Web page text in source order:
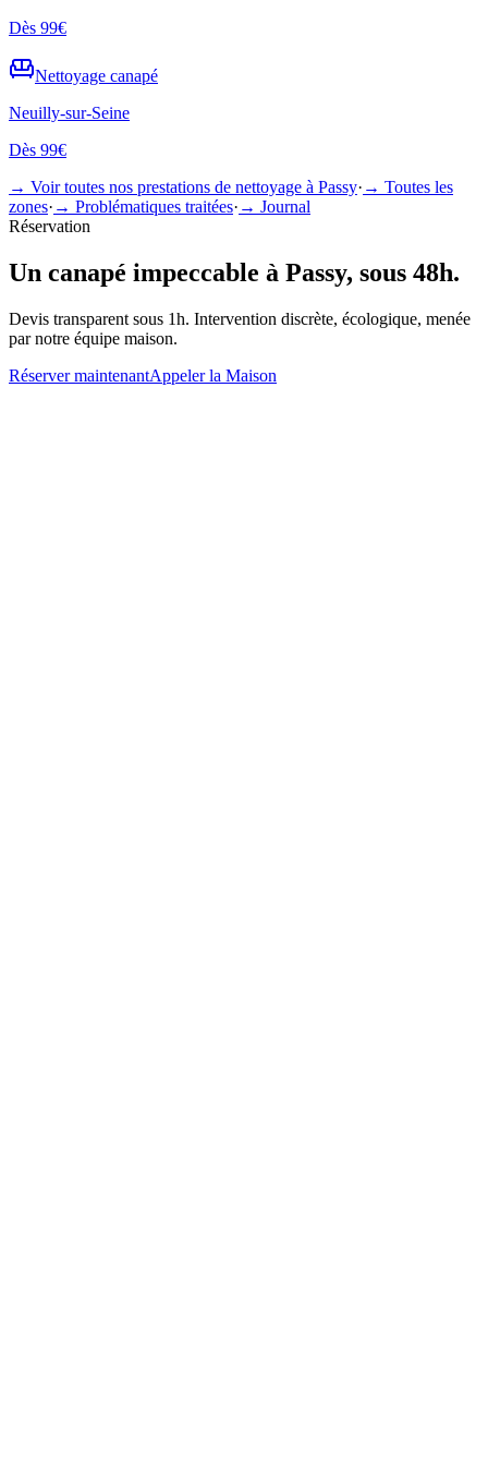
Dès 99€
Nettoyage canapé
Neuilly-sur-Seine
Dès 99€
→ Voir toutes nos prestations de nettoyage à Passy· → Toutes les
zones· → Problématiques traitées· → Journal
Réservation
Un canapé impeccable à Passy, sous 48h.
Devis transparent sous 1h. Intervention discrète, écologique, menée
par notre équipe maison.
Réserver maintenantAppeler la Maison